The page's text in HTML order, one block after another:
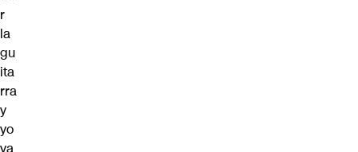
r
la
gu
ita
rra
y
yo
ya